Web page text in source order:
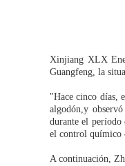
Xinjiang XLX
Guangfeng, la
"Hace cinco días,
algodón,y
durante el período
el control químico
A continuación,